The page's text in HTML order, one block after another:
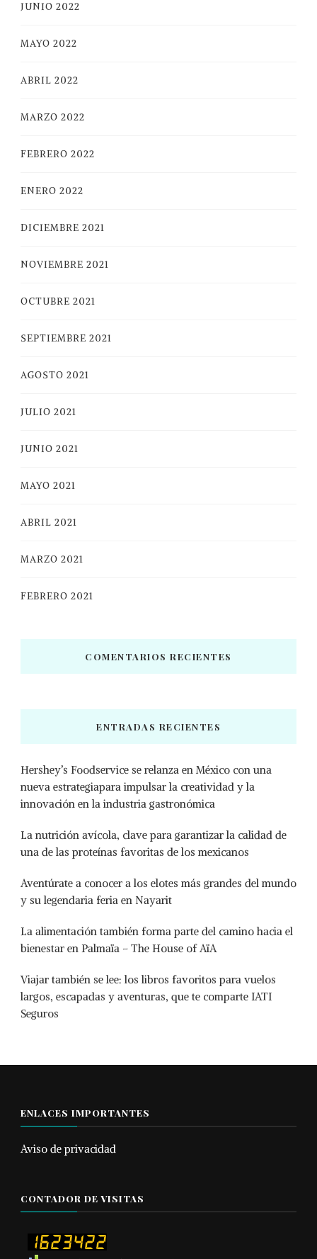
JUNIO 2022
MAYO 2022
ABRIL 2022
MARZO 2022
FEBRERO 2022
ENERO 2022
DICIEMBRE 2021
NOVIEMBRE 2021
OCTUBRE 2021
SEPTIEMBRE 2021
AGOSTO 2021
JULIO 2021
JUNIO 2021
MAYO 2021
ABRIL 2021
MARZO 2021
FEBRERO 2021
COMENTARIOS RECIENTES
ENTRADAS RECIENTES
Hershey’s Foodservice se relanza en México con una
nueva estrategiapara impulsar la creatividad y la
innovación en la industria gastronómica
La nutrición avícola, clave para garantizar la calidad de
una de las proteínas favoritas de los mexicanos
Aventúrate a conocer a los elotes más grandes del mundo
y su legendaria feria en Nayarit
La alimentación también forma parte del camino hacia el
bienestar en Palmaïa – The House of AïA
Viajar también se lee: los libros favoritos para vuelos
largos, escapadas y aventuras, que te comparte IATI
Seguros
ENLACES IMPORTANTES
Aviso de privacidad
CONTADOR DE VISITAS